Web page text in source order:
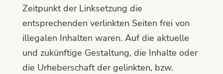
Zeitpunkt der Linksetzung die
entsprechenden verlinkten Seiten frei von
illegalen Inhalten waren. Auf die aktuelle
und zukünftige Gestaltung, die Inhalte oder
die Urheberschaft der gelinkten, bzw.